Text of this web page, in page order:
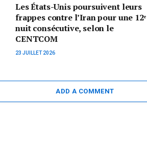
Les États-Unis poursuivent leurs
frappes contre l’Iran pour une 12ᵉ
nuit consécutive, selon le
CENTCOM
23 JUILLET 2026
ADD A COMMENT